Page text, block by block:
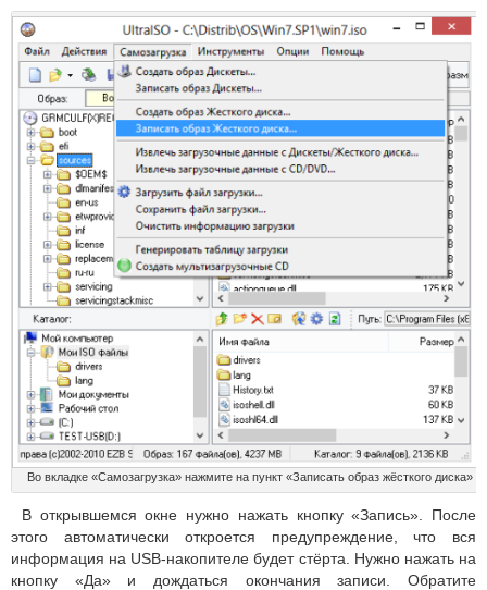
Во вкладке «Самозагрузка» нажмите на пункт «Записать образ жёсткого диска»
В открывшемся окне нужно нажать кнопку «Запись». После
этого автоматически откроется предупреждение, что вся
информация на USB-накопителе будет стёрта. Нужно нажать на
кнопку «Да» и дождаться окончания записи. Обратите